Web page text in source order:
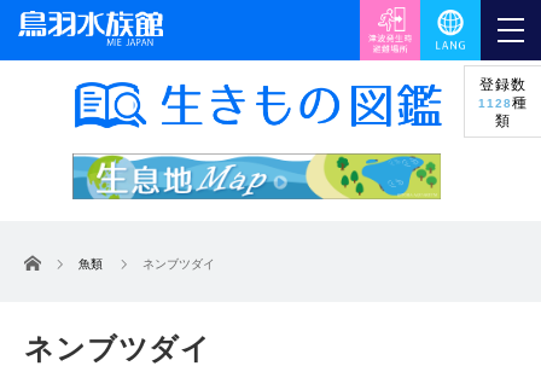
登録数
1128種
類
ホーム 魚類 ネンブツダイ
ネンブツダイ